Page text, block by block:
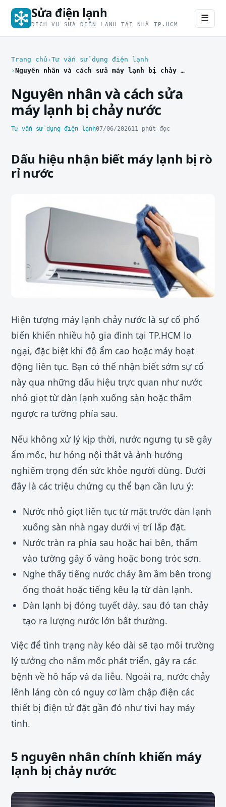
Sửa điện lạnh
DỊCH VỤ SỬA ĐIỆN LẠNH TẠI NHÀ TP.HCM
☰
Trang chủ Tư vấn sử dụng điện lạnh
Nguyên nhân và cách sửa máy lạnh bị chảy nước
Nguyên nhân và cách sửa
máy lạnh bị chảy nước
Tư vấn sử dụng điện lạnh07/06/202611 phút đọc
Dấu hiệu nhận biết máy lạnh bị rò
rỉ nước
Hiện tượng máy lạnh chảy nước là sự cố phổ
biến khiến nhiều hộ gia đình tại TP.HCM lo
ngại, đặc biệt khi độ ẩm cao hoặc máy hoạt
động liên tục. Bạn có thể nhận biết sớm sự cố
này qua những dấu hiệu trực quan như nước
nhỏ giọt từ dàn lạnh xuống sàn hoặc thấm
ngược ra tường phía sau.
Nếu không xử lý kịp thời, nước ngưng tụ sẽ gây
ẩm mốc, hư hỏng nội thất và ảnh hưởng
nghiêm trọng đến sức khỏe người dùng. Dưới
đây là các triệu chứng cụ thể bạn cần lưu ý:
Nước nhỏ giọt liên tục từ mặt trước dàn lạnh
xuống sàn nhà ngay dưới vị trí lắp đặt.
Nước tràn ra phía sau hoặc hai bên, thấm
vào tường gây ố vàng hoặc bong tróc sơn.
Nghe thấy tiếng nước chảy ầm ầm bên trong
ống thoát hoặc tiếng kêu lạ từ dàn lạnh.
Dàn lạnh bị đóng tuyết dày, sau đó tan chảy
tạo ra lượng nước lớn bất thường.
Việc để tình trạng này kéo dài sẽ tạo môi trường
lý tưởng cho nấm mốc phát triển, gây ra các
bệnh về hô hấp và da liễu. Ngoài ra, nước chảy
lênh láng còn có nguy cơ làm chập điện các
thiết bị điện tử đặt gần đó như tivi hay máy
tính.
5 nguyên nhân chính khiến máy
lạnh bị chảy nước